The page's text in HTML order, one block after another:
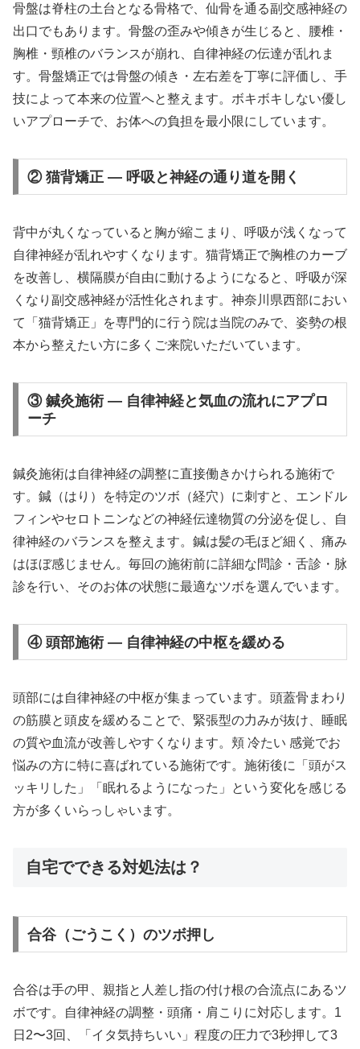
骨盤は脊柱の土台となる骨格で、仙骨を通る副交感神経の
出口でもあります。骨盤の歪みや傾きが生じると、腰椎・
胸椎・頸椎のバランスが崩れ、自律神経の伝達が乱れま
す。骨盤矯正では骨盤の傾き・左右差を丁寧に評価し、手
技によって本来の位置へと整えます。ボキボキしない優し
いアプローチで、お体への負担を最小限にしています。
② 猫背矯正 — 呼吸と神経の通り道を開く
背中が丸くなっていると胸が縮こまり、呼吸が浅くなって
自律神経が乱れやすくなります。猫背矯正で胸椎のカーブ
を改善し、横隔膜が自由に動けるようになると、呼吸が深
くなり副交感神経が活性化されます。神奈川県西部におい
て「猫背矯正」を専門的に行う院は当院のみで、姿勢の根
本から整えたい方に多くご来院いただいています。
③ 鍼灸施術 — 自律神経と気血の流れにアプロ
ーチ
鍼灸施術は自律神経の調整に直接働きかけられる施術で
す。鍼（はり）を特定のツボ（経穴）に刺すと、エンドル
フィンやセロトニンなどの神経伝達物質の分泌を促し、自
律神経のバランスを整えます。鍼は髪の毛ほど細く、痛み
はほぼ感じません。毎回の施術前に詳細な問診・舌診・脉
診を行い、そのお体の状態に最適なツボを選んでいます。
④ 頭部施術 — 自律神経の中枢を緩める
頭部には自律神経の中枢が集まっています。頭蓋骨まわり
の筋膜と頭皮を緩めることで、緊張型の力みが抜け、睡眠
の質や血流が改善しやすくなります。頬 冷たい 感覚でお
悩みの方に特に喜ばれている施術です。施術後に「頭がス
ッキリした」「眠れるようになった」という変化を感じる
方が多くいらっしゃいます。
自宅でできる対処法は？
合谷（ごうこく）のツボ押し
合谷は手の甲、親指と人差し指の付け根の合流点にあるツ
ボです。自律神経の調整・頭痛・肩こりに対応します。1
日2〜3回、「イタ気持ちいい」程度の圧力で3秒押して3